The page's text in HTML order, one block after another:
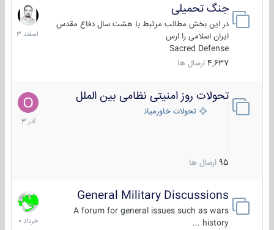
جنگ تحمیلی
در این بخش مطالب مرتبط با هشت سال دفاع مقدس
ایران اسلامی را ارس
Sacred Defense
4,637 ارسال ها
20
اسفند
1403
تحولات روز امنیتی نظامی بین الملل
تحولات خاورمیانه
95 ارسال ها
21
آذر
1403
General Military Discussions
A forum for general issues such as wars
history ...
10
خرداد
1400